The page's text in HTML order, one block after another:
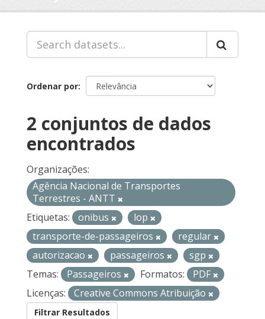
Ordenar por
2 conjuntos de dados
encontrados
Organizações:
Agência Nacional de Transportes
Terrestres - ANTT
Etiquetas:
onibus
lop
transporte-de-passageiros
regular
autorizacao
passageiros
sgp
Temas:
Passageiros Formatos:
PDF
Licenças:
Creative Commons Atribuição
Filtrar Resultados